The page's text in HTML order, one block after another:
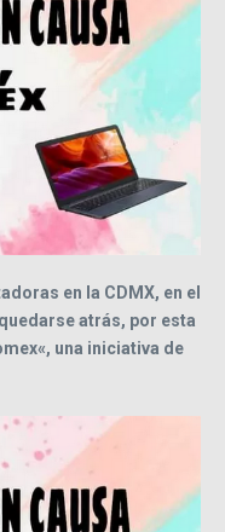
en la CDMX, en el
atrás, por esta
una iniciativa de